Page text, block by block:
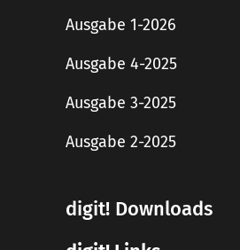
Ausgabe 1-2026
Ausgabe 4-2025
Ausgabe 3-2025
Ausgabe 2-2025
digit! Downloads